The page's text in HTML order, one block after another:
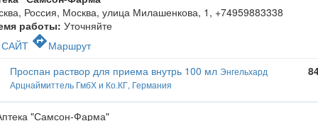
Россия, Москва, улица Милашенкова, 1 , +74959883338
работы: Уточняйте
САЙТ directionsМаршрут
Проспан раствор для приема внутрь 100 мл Энгельхард
Арцнаймиттель ГмбХ и Ко.КГ, Германия